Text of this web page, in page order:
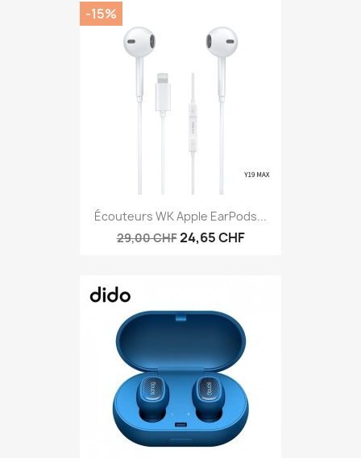
Écouteurs WK Apple EarPods...
29,00 CHF24,65 CHF
-15%